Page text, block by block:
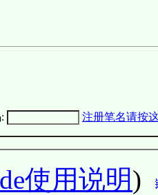
注册笔名请按
使用说明)